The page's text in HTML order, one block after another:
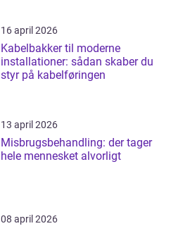
16 april 2026
Kabelbakker til moderne
installationer: sådan skaber du
styr på kabelføringen
13 april 2026
Misbrugsbehandling: der tager
hele mennesket alvorligt
08 april 2026